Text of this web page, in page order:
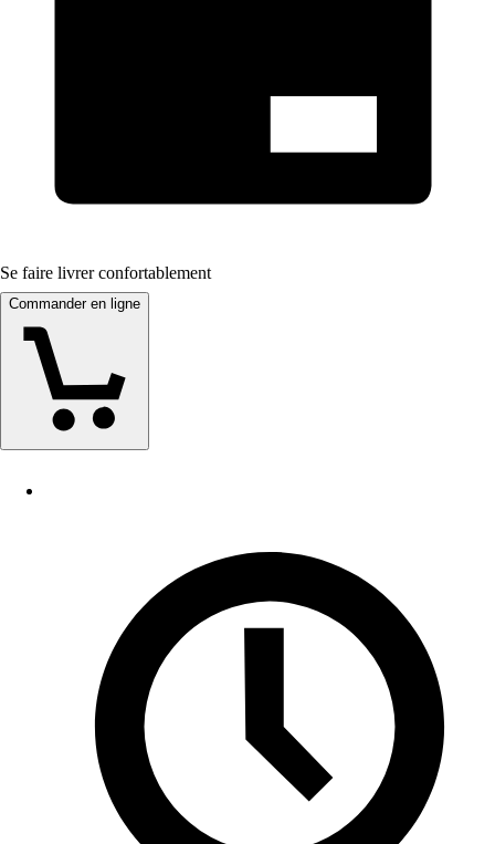
Se faire livrer confortablement
Commander en ligne